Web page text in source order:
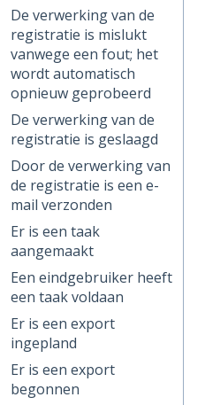
De verwerking van de
registratie is mislukt
vanwege een fout; het
wordt automatisch
opnieuw geprobeerd
De verwerking van de
registratie is geslaagd
Door de verwerking van
de registratie is een e-
mail verzonden
Er is een taak
aangemaakt
Een eindgebruiker heeft
een taak voldaan
Er is een export
ingepland
Er is een export
begonnen